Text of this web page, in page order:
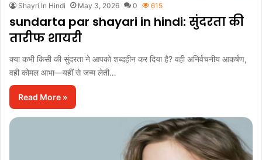
Shayri In Hindi May 3, 2026 0 615
sundarta par shayari in hindi: सुंदरता की
तारीफ शायरी
क्या कभी किसी की सुंदरता ने आपको शब्दहीन कर दिया है? वही अनिर्वचनीय आकर्षण,
वही कोमल आभा—यहीं से जन्म लेती…
Read More »